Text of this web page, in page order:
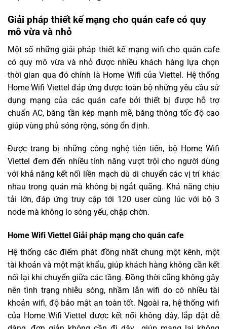
Giải pháp thiết kế mạng cho quán cafe có quy
mô vừa và nhỏ
Một số những giải pháp thiết kế mạng wifi cho quán cafe
có quy mô vừa và nhỏ được nhiều khách hàng lựa chọn
thời gian qua đó chính là Home Wifi của Viettel. Hệ thống
Home Wifi Viettel đáp ứng được toàn bộ những yêu cầu sử
dụng mạng của các quán cafe bởi thiết bị được hỗ trợ
chuẩn AC, băng tần kép mạnh mẽ, băng thông tốc độ cao
giúp vùng phủ sóng rộng, sóng ổn định.
Được trang bị những công nghệ tiên tiến, bộ Home Wifi
Viettel đem đến nhiều tính năng vượt trội cho người dùng
với khả năng kết nối liền mạch dù di chuyển các vị trí khác
nhau trong quán mà không bị ngắt quãng. Khả năng chịu
tải lớn, đáp ứng truy cập tới 120 user cùng lúc với bộ 3
node mà không lo sóng yếu, chập chờn.
Home Wifi Viettel Giải pháp mạng cho quán cafe
Hệ thống các điểm phát đồng nhất chung một kênh, một
tài khoản và một mật khẩu, giúp khách hàng không cần kết
nối lại khi chuyển giữa các tầng. Đồng thời cũng không gây
nên tình trạng nhiễu sóng, nhầm lẫn wifi do có nhiều tài
khoản wifi, độ bảo mật an toàn tốt. Ngoài ra, hệ thống wifi
của Home Wifi Viettel được kết nối không dây, lắp đặt dễ